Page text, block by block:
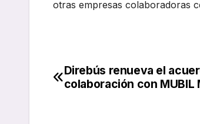
otras empresas colaboradoras
Navegación
Direbús renueva el
colaboración con MUBIL